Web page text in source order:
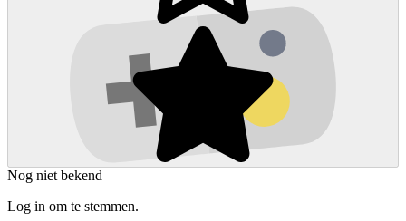
Nog niet bekend
Log in om te stemmen.